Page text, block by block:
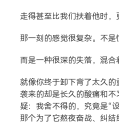
走得甚至比我们扶着他时，
那一刻的感觉很复杂。不是
而是一种很深的失落，混合
就像你终于卸下背了太久的
袭来的却是长久的酸痛和
疑：我舍不得的，究竟是“
那个为了它熬夜奋战、纠